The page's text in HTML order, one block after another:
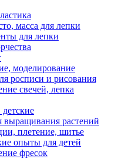
масса для лепки
для лепки
моделирование
росписи и рисования
свечей, лепка
выращивания растений
плетение, шитье
опыты для детей
фресок